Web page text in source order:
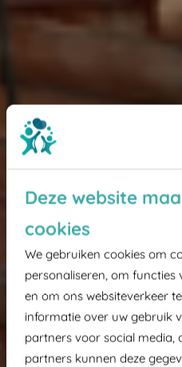
Deze website
cookies
We gebruiken cookies om
personaliseren, om functies
en om ons websiteverkeer
informatie over uw gebruik
partners voor social media,
partners kunnen deze